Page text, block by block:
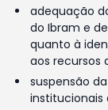
adequação
do Ibram e
quanto à
aos recursos
suspensão
institucionais